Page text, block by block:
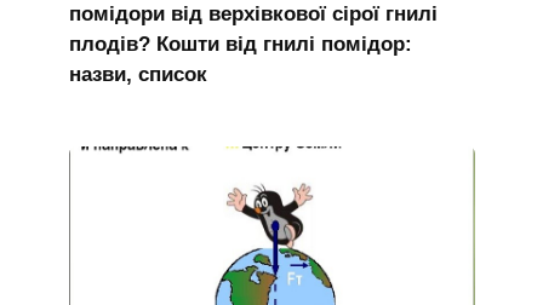
помідори від верхівкової сірої гнилі
плодів? Кошти від гнилі помідор:
назви, список